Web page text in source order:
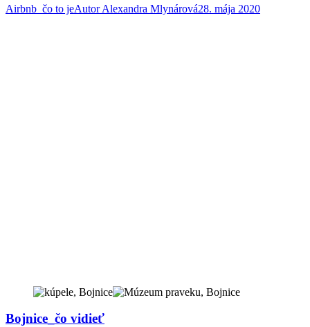
Airbnb_čo to jeAutorAlexandra Mlynárová28. mája 2020
Bojnice_čo vidieť